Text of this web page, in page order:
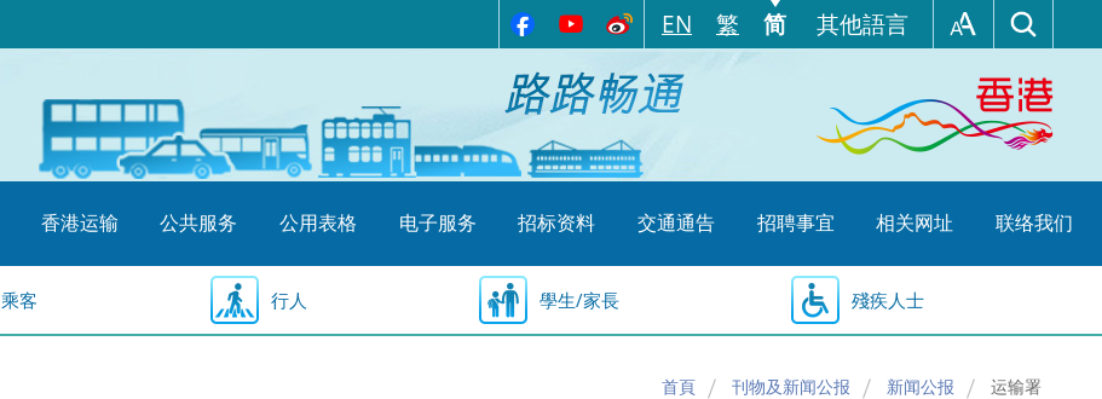
EN 繁 简 其他語言
香港运输 公共服务 公用表格 电子服务 招标资料 交通通告 招聘事宜 相关网址 联络我们
乘客 行人 學生/家長 殘疾人士
首頁 刊物及新闻公报 新闻公报 运输署